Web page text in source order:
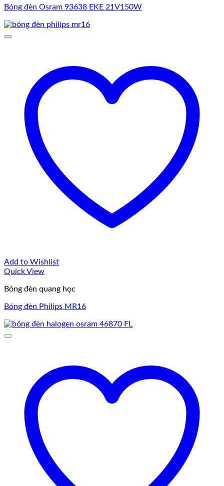
Bóng đèn Osram 93638 EKE 21V150W
Add to Wishlist
Quick View
Bóng đèn quang học
Bóng đèn Philips MR16